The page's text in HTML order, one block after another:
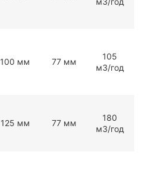
100 мм 77 мм
105
мЗ/год
125 мм 77 мм
180
мЗ/год